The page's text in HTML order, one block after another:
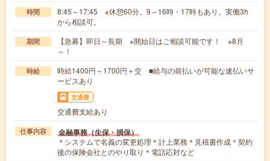
時間
8:45～17:45 ※休憩60分。9～16時・17時もあり。実働3h
から相談可。
期間
【急募】即日～長期 ※開始日はご相談可能です！ ※8月
～！
時給
時給1400円～1700円＋交 ■給与の前払いが可能な速払いサ
ービスあり
交通費
交通費支給あり
仕事内容 金融事務（生保・損保）
＊システムで名義の変更処理＊計上業務＊見積書作成＊契約
後の保険会社とのやり取り＊電話応対など